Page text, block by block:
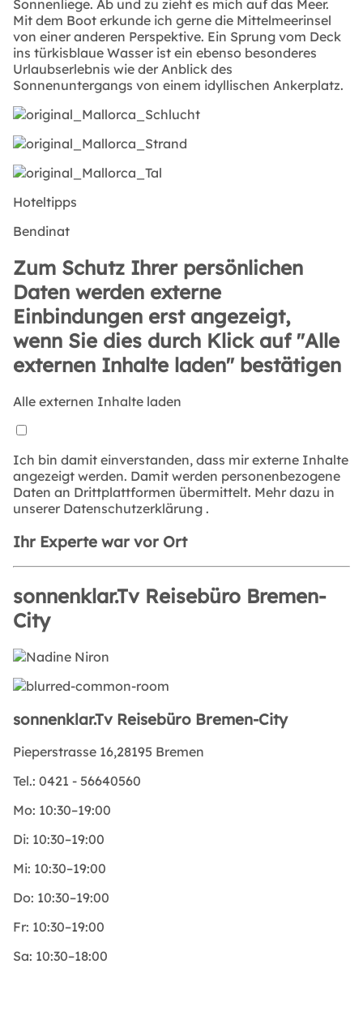
Sonnenliege. Ab und zu zieht es mich auf das Meer.
Mit dem Boot erkunde ich gerne die Mittelmeerinsel
von einer anderen Perspektive. Ein Sprung vom Deck
ins türkisblaue Wasser ist ein ebenso besonderes
Urlaubserlebnis wie der Anblick des
Sonnenuntergangs von einem idyllischen Ankerplatz.
Hoteltipps
Bendinat
Zum Schutz Ihrer persönlichen
Daten werden externe
Einbindungen erst angezeigt,
wenn Sie dies durch Klick auf "Alle
externen Inhalte laden" bestätigen
Alle externen Inhalte laden
Ich bin damit einverstanden, dass mir externe Inhalte
angezeigt werden. Damit werden personenbezogene
Daten an Drittplattformen übermittelt. Mehr dazu in
unserer Datenschutzerklärung .
Ihr Experte war vor Ort
sonnenklar.Tv Reisebüro Bremen-
City
sonnenklar.Tv Reisebüro Bremen-City
Pieperstrasse 16,28195 Bremen
Tel.: 0421 - 56640560
Mo: 10:30–19:00
Di: 10:30–19:00
Mi: 10:30–19:00
Do: 10:30–19:00
Fr: 10:30–19:00
Sa: 10:30–18:00